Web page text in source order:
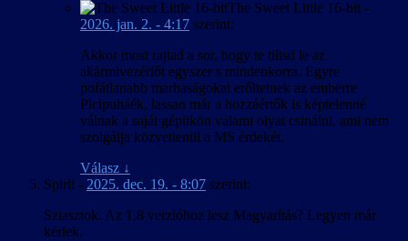
The Sweet Little 16-bit -
2026. jan. 2. - 4:17 szerint:
Akkor most rajtad a sor, hogy te tiltsd le az
akármivezérlőt egyszer s mindenkorra. Egyre
pofátlanabb marhaságokat erőltetnek az emberre
Picipuháék, lassan már a hozzáértők is képtelenné
válnak a saját gépükön valami olyat csinálni, ami nem
szolgálja közvetlenül a MS érdekét.
Válasz ↓
Spirit - 2025. dec. 19. - 8:07 szerint:
Sziasztok. Az 1.8 verzióhoz lesz Magyarítás? Legyen már
kérlek.